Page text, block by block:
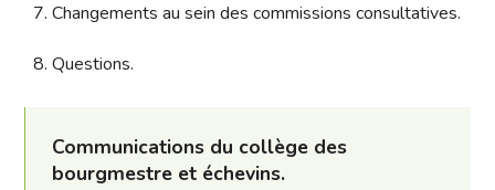
7. Changements au sein des commissions consultatives.
8. Questions.
Communications du collège des
bourgmestre et échevins.